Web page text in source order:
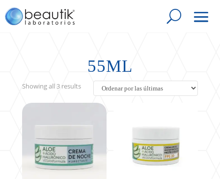
55ML
Showing all 3 resultsSorted